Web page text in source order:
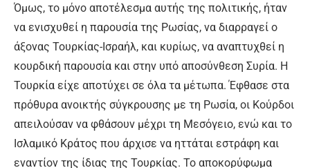
Όμως, το μόνο αποτέλεσμα αυτής της πολιτικής, ήταν
να ενισχυθεί η παρουσία της Ρωσίας, να διαρραγεί ο
άξονας Τουρκίας-Ισραήλ, και κυρίως, να αναπτυχθεί η
κουρδική παρουσία και στην υπό αποσύνθεση Συρία. Η
Τουρκία είχε αποτύχει σε όλα τα μέτωπα. Έφθασε στα
πρόθυρα ανοικτής σύγκρουσης με τη Ρωσία, οι Κούρδοι
απειλούσαν να φθάσουν μέχρι τη Μεσόγειο, ενώ και το
Ισλαμικό Κράτος που άρχισε να ηττάται εστράφη και
εναντίον της ίδιας της Τουρκίας. Το αποκορύφωμα